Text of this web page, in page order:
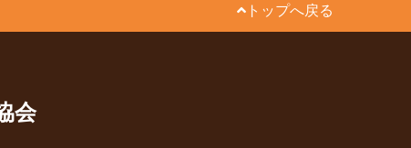
トップへ戻る
会